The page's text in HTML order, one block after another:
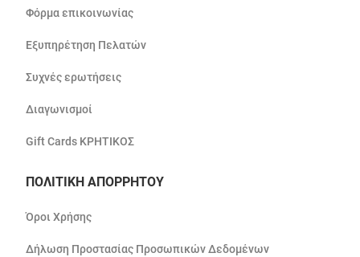
Φόρμα επικοινωνίας
Εξυπηρέτηση Πελατών
Συχνές ερωτήσεις
Διαγωνισμοί
Gift Cards ΚΡΗΤΙΚΟΣ
ΠΟΛΙΤΙΚΗ ΑΠΟΡΡΗΤΟΥ
Όροι Χρήσης
Δήλωση Προστασίας Προσωπικών Δεδομένων